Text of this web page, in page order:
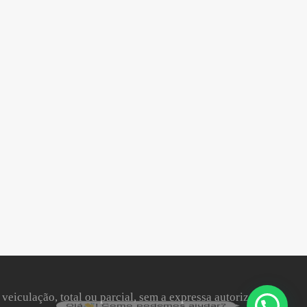
total ou parcial, sem a expressa autorização da